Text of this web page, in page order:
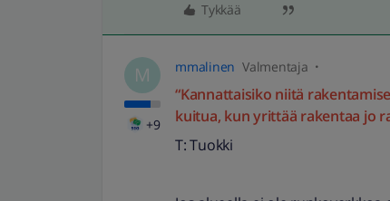
Tykkää
M
+9
mmalinen Valmentaja
“Kannattaisiko niitä
kuitua, kun yrittää rakentaa jo
T: Tuokki